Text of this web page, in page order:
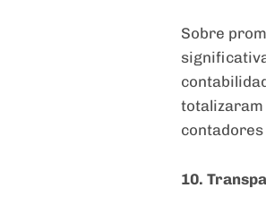
Sobre
totalizaram
10.